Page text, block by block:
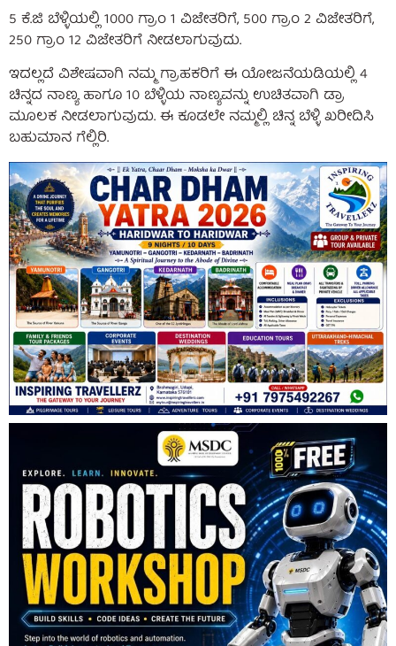
5 ಕೆ.ಜಿ ಬೆಳ್ಳಿಯಲ್ಲಿ 1000 ಗ್ರಾಂ 1 ವಿಜೇತರಿಗೆ, 500 ಗ್ರಾಂ 2 ವಿಜೇತರಿಗೆ,
250 ಗ್ರಾಂ 12 ವಿಜೇತರಿಗೆ ನೀಡಲಾಗುವುದು.
ಇದಲ್ಲದೆ ವಿಶೇಷವಾಗಿ ನಮ್ಮ ಗ್ರಾಹಕರಿಗೆ ಈ ಯೋಜನೆಯಡಿಯಲ್ಲಿ 4
ಚಿನ್ನದ ನಾಣ್ಯ ಹಾಗೂ 10 ಬೆಳ್ಳಿಯ ನಾಣ್ಯವನ್ನು ಉಚಿತವಾಗಿ ಡ್ರಾ
ಮೂಲಕ ನೀಡಲಾಗುವುದು. ಈ ಕೂಡಲೇ ನಮ್ಮಲ್ಲಿ ಚಿನ್ನ ಬೆಳ್ಳಿ ಖರೀದಿಸಿ
ಬಹುಮಾನ ಗೆಲ್ಲಿರಿ.